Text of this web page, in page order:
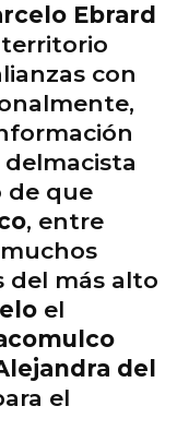
Ebrard
con
de que
, entre
del más alto
el
del
el